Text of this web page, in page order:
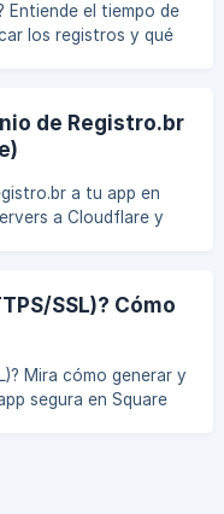
Entiende el tiempo de
los registros y qué
de Registro.br
a tu app en
a Cloudflare y
SSL)? Cómo
Mira cómo generar y
segura en Square